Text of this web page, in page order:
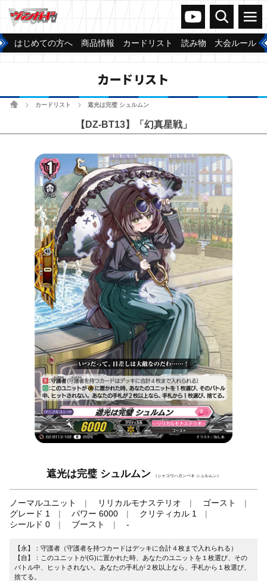
ヴァンガードch
検索 メニュー
はじめての方へ 商品情報 カードリスト 読み物 大会ルール
カードリスト
ホームカードリスト 遮光は完璧 シュルムン
【DZ-BT13】「幻真星戦」
遮光は完璧 シュルムン （シャコウハカンペキ シュルムン）
ノーマルユニット リリカルモナステリオ
ゴースト
グレード 1
パワー 6000
クリティカル 1
シールド 0
ブースト -
【永】：守護者（守護者を持つカードはデッキに合計４枚まで入れられる）
【自】：このユニットが(G)に置かれた時、あなたのユニットを１枚選び、その
バトル中、ヒットされない。あなたの手札が２枚以上なら、手札から１枚選び、
捨てる。